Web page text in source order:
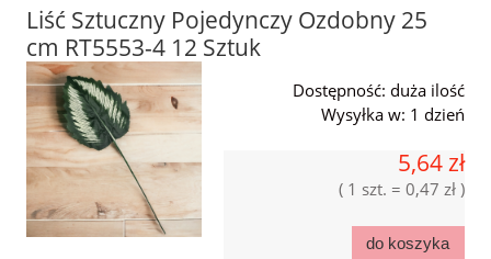
Liść Sztuczny Pojedynczy Ozdobny 25
cm RT5553-4 12 Sztuk
Dostępność: duża ilość
Wysyłka w: 1 dzień
5,64 zł
( 1 szt. = 0,47 zł )
do koszyka